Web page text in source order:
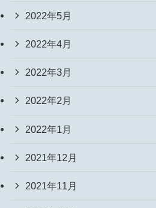
2022年5月
2022年4月
2022年3月
2022年2月
2022年1月
2021年12月
2021年11月